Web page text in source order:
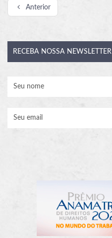
Anterior
RECEBA NOSSA NEWSLETTER